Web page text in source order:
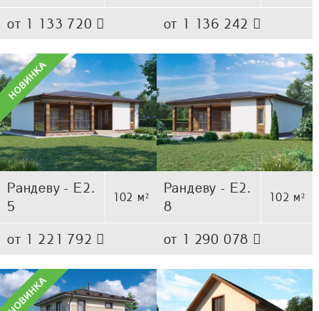
от 1 133 720 от 1 136 242
Рандеву - Е2.
5
102 м²
от 1 221 792
Рандеву - Е2.
8
102 м²
от 1 290 078